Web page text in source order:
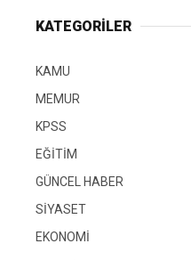
KATEGORİLER
KAMU
MEMUR
KPSS
EĞİTİM
GÜNCEL HABER
SİYASET
EKONOMİ